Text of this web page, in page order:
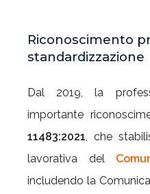
Riconoscimento
standardizzazione
Dal 2019, la
importante
11483:2021, che
lavorativa del
includendo la